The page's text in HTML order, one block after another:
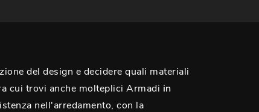
del design e decidere quali materiali
cui trovi anche molteplici Armadi in
nell'arredamento, con la